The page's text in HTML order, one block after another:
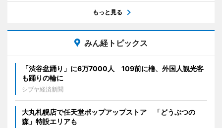
もっと見る
みん経トピックス
「渋谷盆踊り」に6万7000人 109前に櫓、外国人観光客
も踊りの輪に
シブヤ経済新聞
大丸札幌店で任天堂ポップアップストア 「どうぶつの
森」特設エリアも